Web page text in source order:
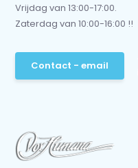
Vrijdag van 13:00-17:00.
Zaterdag van 10:00-16:00 !!
Contact - email